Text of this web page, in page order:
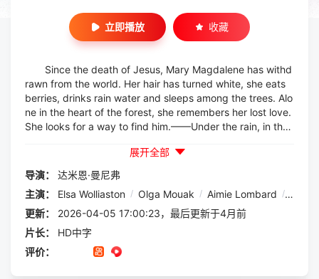
立即播放 收藏
Since the death of Jesus, Mary Magdalene has withd
rawn from the world. Her hair has turned white, she eats
berries, drinks rain water and sleeps among the trees. Alo
ne in the heart of the forest, she remembers her lost love.
She looks for a way to find him.——Under the rain, in the
e, one shot after the other, a de...
展开全部
导演：
达米恩·曼尼弗
主演：
Elsa Wolliaston / Olga Mouak / Aimie Lombard /
更新：
2026-04-05 17:00:23，最后更新于4月前
片长：
HD中字
评价：